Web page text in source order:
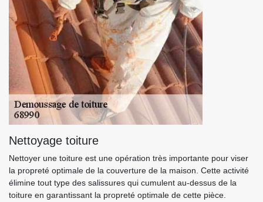
Nettoyage toiture
Nettoyer une toiture est une opération très importante pour viser
la propreté optimale de la couverture de la maison. Cette activité
élimine tout type des salissures qui cumulent au-dessus de la
toiture en garantissant la propreté optimale de cette pièce.